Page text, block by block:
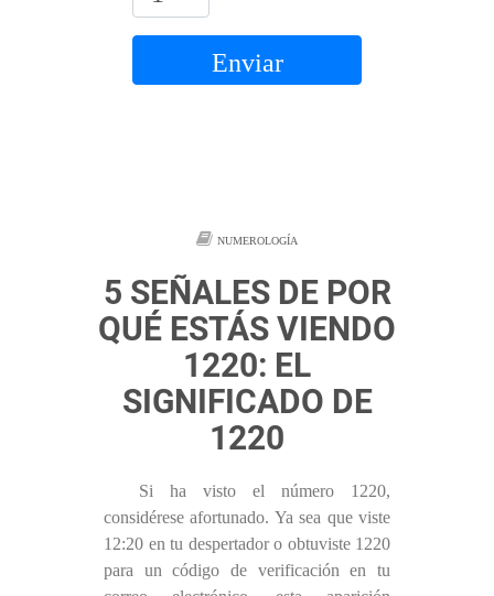
Enviar
NUMEROLOGÍA
5 SEÑALES DE POR
QUÉ ESTÁS VIENDO
1220: EL
SIGNIFICADO DE
1220
Si ha visto el número 1220,
considérese afortunado. Ya sea que viste
12:20 en tu despertador o obtuviste 1220
para un código de verificación en tu